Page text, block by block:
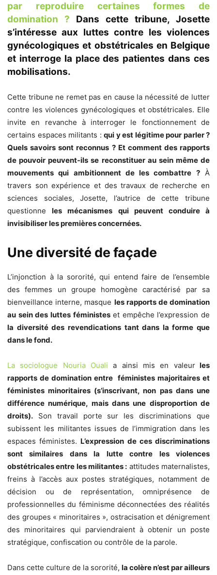
par reproduire certaines formes de
domination ? Dans cette tribune, Josette
s’intéresse aux luttes contre les violences
gynécologiques et obstétricales en Belgique
et interroge la place des patientes dans ces
mobilisations.
Cette tribune ne remet pas en cause la nécessité de lutter
contre les violences gynécologiques et obstétricales. Elle
invite en revanche à interroger le fonctionnement de
certains espaces militants : qui y est légitime pour parler ?
Quels savoirs sont reconnus ? Et comment des rapports
de pouvoir peuvent-ils se reconstituer au sein même de
mouvements qui ambitionnent de les combattre ?À
travers son expérience et des travaux de recherche en
sciences sociales, Josette, l’autrice de cette tribune
questionneles mécanismes qui peuvent conduire à
invisibiliser les premières concernées.
Une diversité de façade
L’injonction à la sororité, qui entend faire de l’ensemble
des femmes un groupe homogène caractérisé par sa
bienveillance interne, masque les rapports de domination
au sein des luttes féministeset empêche l’expression de
la diversité des revendications tant dans la forme que
dans le fond.
La sociologue Nouria Ouali a ainsi mis en valeurles
rapports de domination entre féministes majoritaires et
féministes minoritaires (s’inscrivant, non pas dans une
différence numérique, mais dans une disproportion de
droits). Son travail porte sur les discriminations que
subissent les militantes issues de l’immigration dans les
espaces féministes. L’expression de ces discriminations
sont similaires dans la lutte contre les violences
obstétricales entre les militantes : attitudes maternalistes,
freins à l’accès aux postes stratégiques, notamment de
décision ou de représentation, omniprésence de
professionnelles du féminisme déconnectées des réalités
des groupes « minoritaires », ostracisation et dénigrement
des minoritaires qui parviendraient à obtenir un poste
stratégique, confiscation ou contrôle de la parole.
Dans cette culture de la sororité, la colère n’est par ailleurs